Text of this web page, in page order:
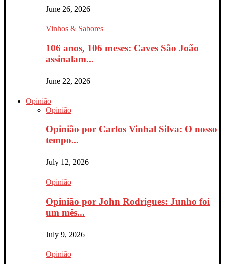
June 26, 2026
Vinhos & Sabores
106 anos, 106 meses: Caves São João
assinalam...
June 22, 2026
Opinião
Opinião
Opinião por Carlos Vinhal Silva: O nosso
tempo...
July 12, 2026
Opinião
Opinião por John Rodrigues: Junho foi
um mês...
July 9, 2026
Opinião